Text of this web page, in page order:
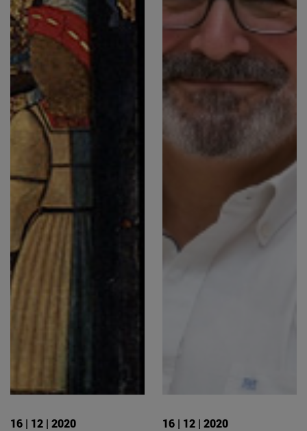
16 | 12 | 2020 16 | 12 | 2020